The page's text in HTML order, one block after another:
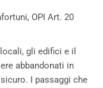
OPI Art. 20
gli edifici e il
abbandonati in
I passaggi che